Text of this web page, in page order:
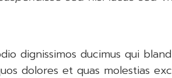
dignissimos ducimus qui
dolores et quas molestias